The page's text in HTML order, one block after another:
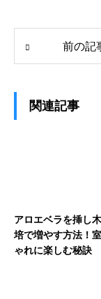
前の記
関連記事
アロエベラを挿し
培で増やす方法！
ゃれに楽しむ秘訣